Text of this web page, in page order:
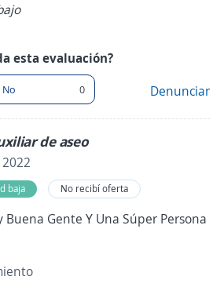
esta evaluación?
No 0 Denunciar
de aseo
2022
baja No recibí oferta
Gente Y Una Súper Persona